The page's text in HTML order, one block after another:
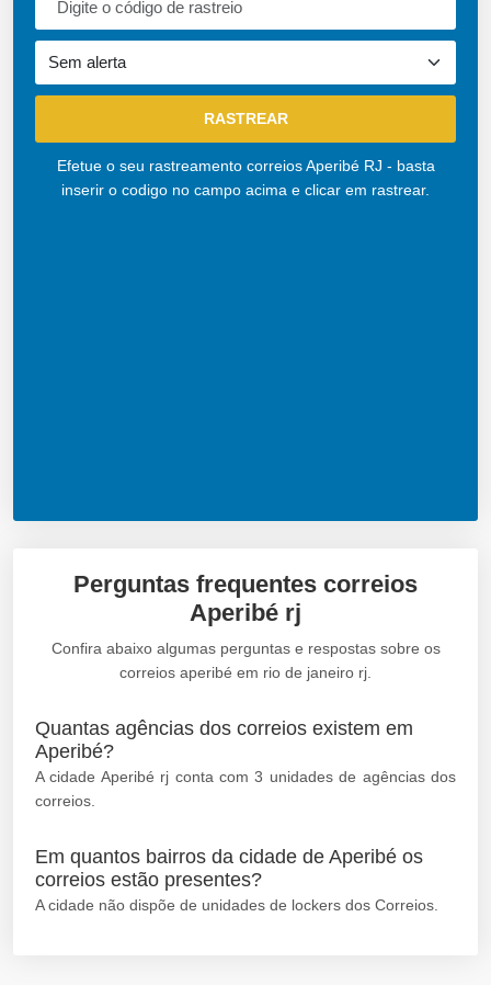
Efetue o seu rastreamento correios Aperibé RJ - basta
inserir o codigo no campo acima e clicar em rastrear.
Perguntas frequentes correios
Aperibé rj
Confira abaixo algumas perguntas e respostas sobre os
correios aperibé em rio de janeiro rj.
Quantas agências dos correios existem em
Aperibé?
A cidade Aperibé rj conta com 3 unidades de agências dos
correios.
Em quantos bairros da cidade de Aperibé os
correios estão presentes?
A cidade não dispõe de unidades de lockers dos Correios.